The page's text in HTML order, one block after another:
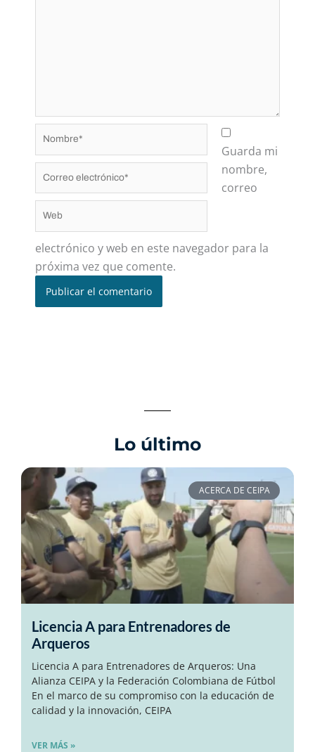
Nombre*
Correo
electrónico*
Web
Guarda mi
nombre,
correo
electrónico y web en este navegador para la
próxima vez que comente.
Lo último
ACERCA DE CEIPA
Licencia A para Entrenadores de
Arqueros
Licencia A para Entrenadores de Arqueros: Una
Alianza CEIPA y la Federación Colombiana de Fútbol
En el marco de su compromiso con la educación de
calidad y la innovación, CEIPA
VER MÁS »